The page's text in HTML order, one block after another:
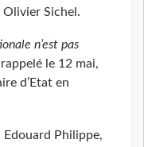
Olivier Sichel.
n’est pas
rappelé le 12 mai,
d’Etat en
Edouard Philippe,